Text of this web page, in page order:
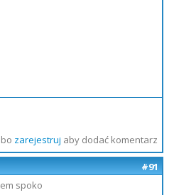
zarejestruj aby dodać komentarz
#91
spoko